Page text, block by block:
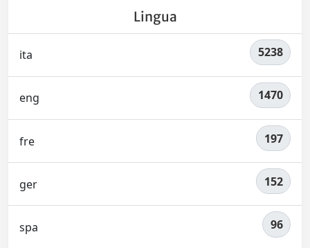
Lingua
ita 5238
eng 1470
fre 197
ger 152
spa 96